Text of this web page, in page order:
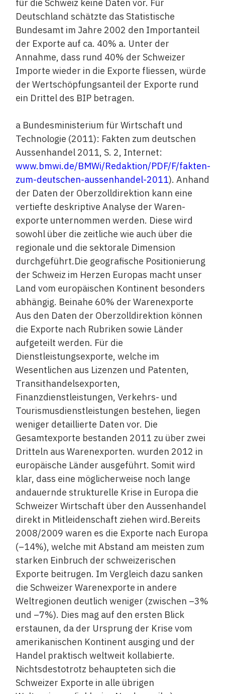
für die Schweiz keine Daten vor. Für
Deutschland schätzte das Statistische
Bundesamt im Jahre 2002 den Importanteil
der Exporte auf ca. 40% a. Unter der
Annahme, dass rund 40% der Schweizer
Importe wieder in die Exporte fliessen, würde
der Wertschöpfungsanteil der Exporte rund
ein Drittel des BIP betragen.
a Bundesministerium für Wirtschaft und
Technologie (2011): Fakten zum deutschen
Aussenhandel 2011, S. 2, Internet:
www.bmwi.de/BMWi/Redaktion/PDF/F/fakten-
zum-deutschen-aussenhandel-2011). Anhand
der Daten der Oberzolldirektion kann eine
vertiefte deskriptive Analyse der Waren­
exporte unternommen werden. Diese wird
sowohl über die zeitliche wie auch über die
regionale und die sektorale Dimension
durchgeführt.Die geografische Positionierung
der Schweiz im Herzen Europas macht unser
Land vom europäischen Kontinent besonders
abhängig. Beinahe 60% der Warenexporte
Aus den Daten der Oberzolldirektion können
die Exporte nach Rubriken sowie Länder
aufgeteilt werden. Für die
Dienstleistungsexporte, welche im
Wesentlichen aus Lizenzen und Patenten,
Transithandelsexporten,
Finanzdienstleistungen, Verkehrs- und
Tourismusdienstleistungen bestehen, liegen
weniger detaillierte Daten vor. Die
Gesamtexporte bestanden 2011 zu über zwei
Dritteln aus Warenexporten. wurden 2012 in
europäische Länder ausgeführt. Somit wird
klar, dass eine möglicherweise noch lange
andauernde strukturelle Krise in Europa die
Schweizer Wirtschaft über den Aussenhandel
direkt in Mitleidenschaft ziehen wird.Bereits
2008/2009 waren es die Exporte nach Europa
(–14%), welche mit Abstand am meisten zum
starken Einbruch der schweizerischen
Exporte beitrugen. Im Vergleich dazu sanken
die Schweizer Warenexporte in andere
Weltregionen deutlich weniger (zwischen –3%
und –7%). Dies mag auf den ersten Blick
erstaunen, da der Ursprung der Krise vom
amerikanischen Kontinent ausging und der
Handel praktisch weltweit kollabierte.
Nichtsdestotrotz behaupteten sich die
Schweizer Exporte in alle übrigen